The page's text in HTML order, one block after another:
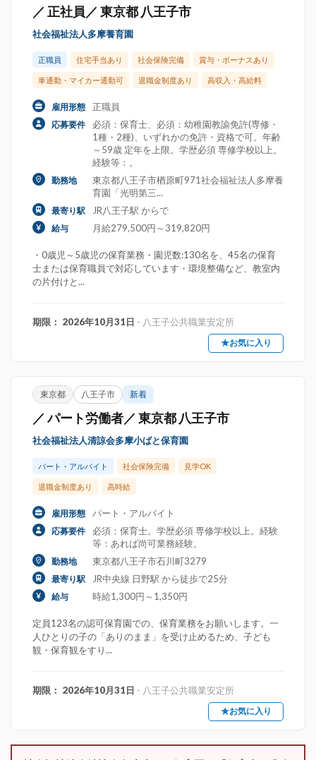
／ 正社員／ 東京都 八王子市
社会福祉法人多摩養育園
正職員 住宅手当あり 社会保険完備 賞与・ボーナスあり
車通勤・マイカー通勤可 退職金制度あり 高収入・高給料
雇用形態 正職員
応募要件
必須：保育士、必須：幼稚園教諭免許(専修・
1種・2種)、いずれかの免許・資格で可。年齢
～59歳 定年を上限。学歴必須 専修学校以上。
経験等：。
勤務地
東京都八王子市楢原町971社会福祉法人多摩養
育園「光明第三...
最寄り駅 JR八王子駅 からで
給与 月給279,500円～319,820円
・0歳児～5歳児の保育業務・園児数:130名を、45名の保育
士または保育職員で対応しています・環境整備など、教室内
の片付けと...
期限： 2026年10月31日 - 八王子公共職業安定所
★お気に入り
東京都 八王子市 新着
／ パート労働者／ 東京都 八王子市
社会福祉法人清諒会多摩小ばと保育園
パート・アルバイト 社会保険完備 見学OK
退職金制度あり 高時給
雇用形態 パート・アルバイト
応募要件
必須：保育士。学歴必須 専修学校以上。経験
等：あれば尚可業務経験。
勤務地 東京都八王子市石川町3279
最寄り駅 JR中央線 日野駅 から徒歩で25分
給与 時給1,300円～1,350円
定員123名の認可保育園での、保育業務をお願いします。一
人ひとりの子の「ありのまま」を受け止めるため、子ども
観・保育観をすり...
期限： 2026年10月31日 - 八王子公共職業安定所
★お気に入り